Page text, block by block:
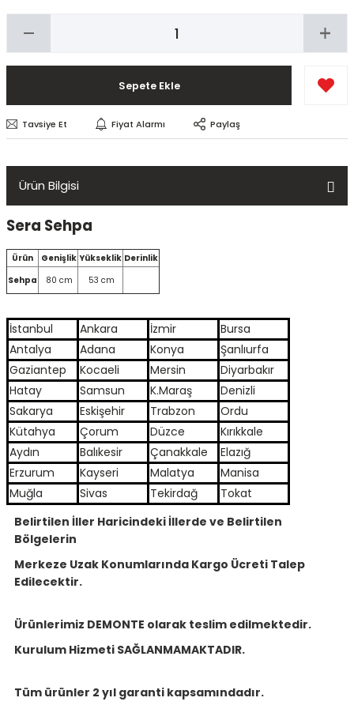
Sepete Ekle
Tavsiye Et Fiyat Alarmı Paylaş
Ürün Bilgisi
Sera Sehpa
Ürün Genişlik Yükseklik Derinlik
Sehpa
80 cm 53 cm
İstanbul Ankara İzmir
Bursa
Antalya
Adana Konya
Şanlıurfa
Gaziantep
Kocaeli Mersin
Diyarbakır
Hatay
Samsun K.Maraş
Denizli
Sakarya
Eskişehir Trabzon
Ordu
Kütahya
Çorum Düzce
Kırıkkale
Aydın
Balıkesir Çanakkale
Elazığ
Erzurum
Kayseri Malatya
Manisa
Muğla
Sivas Tekirdağ
Tokat
Belirtilen İller Haricindeki İllerde ve Belirtilen
Bölgelerin
Merkeze Uzak Konumlarında Kargo Ücreti Talep
Edilecektir.
Ürünlerimiz DEMONTE olarak teslim edilmektedir.
Kurulum Hizmeti SAĞLANMAMAKTADIR.
Tüm ürünler 2 yıl garanti kapsamındadır.